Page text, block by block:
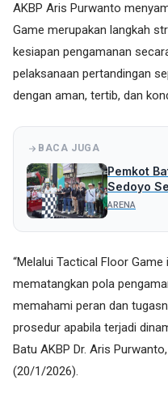
AKBP Aris Purwanto
Game merupakan langkah
kesiapan pengamanan
pelaksanaan pertandingan
dengan aman, tertib, dan
BACA JUGA
Pemkot
Sedoyo
Peringati
ARENA
“Melalui Tactical Floor
mematangkan pola
memahami peran dan
prosedur apabila terjadi
Batu AKBP Dr. Aris
(20/1/2026).